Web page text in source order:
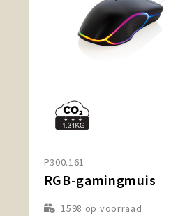
P300.161
RGB-gamingmuis
1598 op voorraad